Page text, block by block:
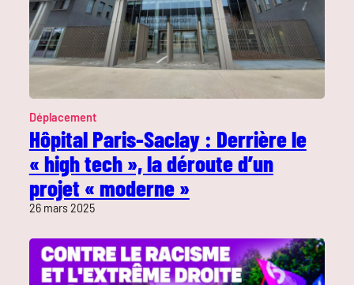
Déplacement
Hôpital Paris-Saclay : Derrière le
« high tech », la déroute d’un
projet « moderne »
26 mars 2025